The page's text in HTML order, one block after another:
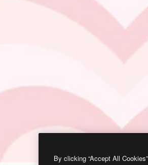
By clicking “Accept All